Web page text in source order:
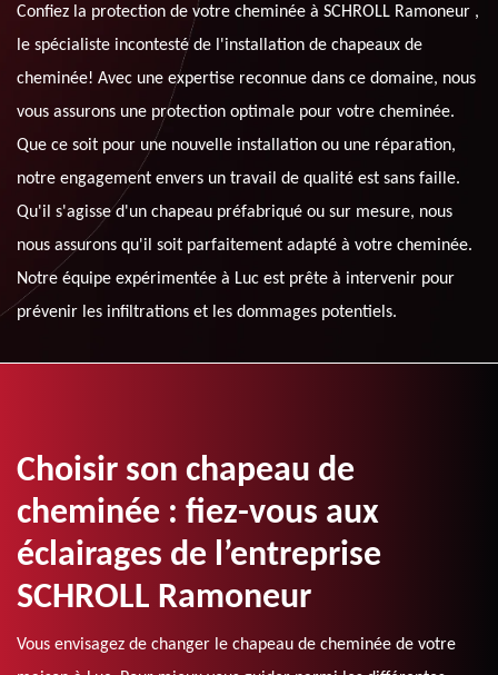
Confiez la protection de votre cheminée à SCHROLL Ramoneur ,
le spécialiste incontesté de l'installation de chapeaux de
cheminée! Avec une expertise reconnue dans ce domaine, nous
vous assurons une protection optimale pour votre cheminée.
Que ce soit pour une nouvelle installation ou une réparation,
notre engagement envers un travail de qualité est sans faille.
Qu'il s'agisse d'un chapeau préfabriqué ou sur mesure, nous
nous assurons qu'il soit parfaitement adapté à votre cheminée.
Notre équipe expérimentée à Luc est prête à intervenir pour
prévenir les infiltrations et les dommages potentiels.
Choisir son chapeau de
cheminée : fiez-vous aux
éclairages de l’entreprise
SCHROLL Ramoneur
Vous envisagez de changer le chapeau de cheminée de votre